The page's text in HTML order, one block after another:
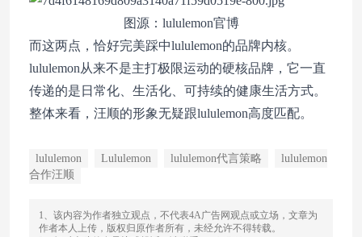
图源：lululemon官博
而这两点，恰好完美踩中lululemon的品牌内核。
lululemon从来不是主打极限运动的硬核品牌，它一直
传递的是日常化、生活化、可持续的健康生活方式。
整体来看，汪顺的形象无疑跟lululemon高度匹配。
lululemon Lululemon lululemon代言策略
lululemon
合作汪顺
1、该内容为作者独立观点，不代表4A广告网观点或立场，文章为
作者本人上传，版权归原作者所有，未经允许不得转载。